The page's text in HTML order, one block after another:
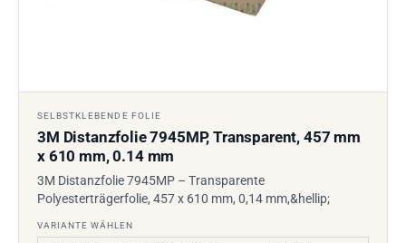
SELBSTKLEBENDE FOLIE
3M Distanzfolie 7945MP, Transparent, 457 mm
x 610 mm, 0.14 mm
3M Distanzfolie 7945MP – Transparente
Polyesterträgerfolie, 457 x 610 mm, 0,14 mm,&hellip;
VARIANTE WÄHLEN